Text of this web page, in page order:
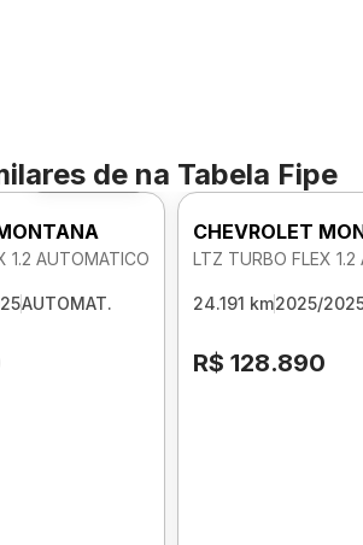
de na Tabela Fipe
Foto 360º
1.2 AUTOMATICO
AUTOMAT.
CHEVROLET
LTZ TURBO FLEX
24.191 km2025/
R$ 128.890